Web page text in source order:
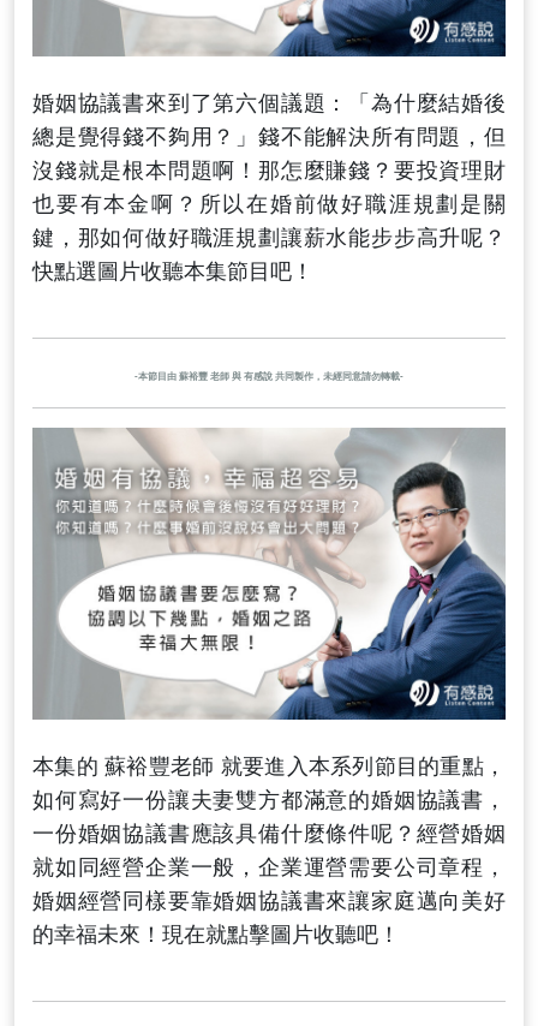
婚姻協議書來到了第六個議題：「為什麼結婚後
總是覺得錢不夠用？」錢不能解決所有問題，但
沒錢就是根本問題啊！那怎麼賺錢？要投資理財
也要有本金啊？所以在婚前做好職涯規劃是關
鍵，那如何做好職涯規劃讓薪水能步步高升呢？
快點選圖片收聽本集節目吧！
-本節目由 蘇裕豐 老師 與 有感說 共同製作，未經同意請勿轉載-
本集的 蘇裕豐老師 就要進入本系列節目的重點，
如何寫好一份讓夫妻雙方都滿意的婚姻協議書，
一份婚姻協議書應該具備什麼條件呢？經營婚姻
就如同經營企業一般，企業運營需要公司章程，
婚姻經營同樣要靠婚姻協議書來讓家庭邁向美好
的幸福未來！現在就點擊圖片收聽吧！